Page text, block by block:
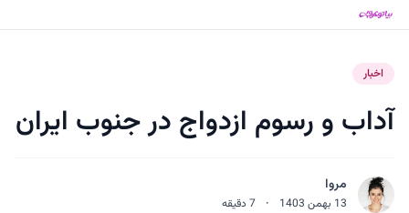
اخبار
آداب و رسوم ازدواج در جنوب ایران
مروا
13 بهمن 1403 ·
7 دقیقه